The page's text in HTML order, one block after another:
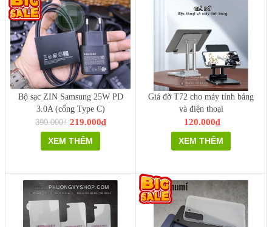
Bộ sạc ZIN Samsung 25W PD
3.0A (cổng Type C)
390.000₫ 219.000₫
XEM THÊM
Giá đỡ T72 cho máy tính bảng
và điện thoại
120.000₫
XEM THÊM